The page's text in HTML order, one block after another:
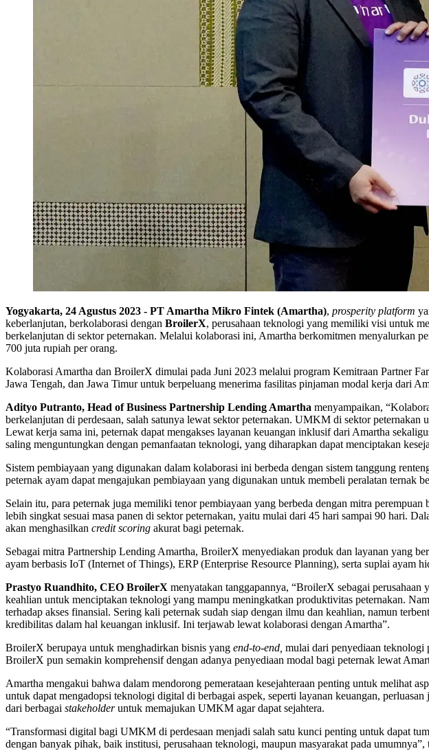
Yogyakarta, 24 Agustus 2023 - PT Amartha Mikro Fintek (Amartha), prosperity platform
keberlanjutan, berkolaborasi dengan BroilerX, perusahaan teknologi yang memiliki visi untuk
berkelanjutan di sektor peternakan. Melalui kolaborasi ini, Amartha berkomitmen menyalurkan
700 juta rupiah per orang.
Kolaborasi Amartha dan BroilerX dimulai pada Juni 2023 melalui program Kemitraan Partner
Jawa Tengah, dan Jawa Timur untuk berpeluang menerima fasilitas pinjaman modal kerja dari
Adityo Putranto, Head of Business Partnership Lending Amartha menyampaikan,
berkelanjutan di perdesaan, salah satunya lewat sektor peternakan. UMKM di sektor
Lewat kerja sama ini, peternak dapat mengakses layanan keuangan inklusif dari Amartha
saling menguntungkan dengan pemanfaatan teknologi, yang diharapkan dapat menciptakan
Sistem pembiayaan yang digunakan dalam kolaborasi ini berbeda dengan sistem tanggung
peternak ayam dapat mengajukan pembiayaan yang digunakan untuk membeli peralatan
Selain itu, para peternak juga memiliki tenor pembiayaan yang berbeda dengan mitra
lebih singkat sesuai masa panen di sektor peternakan, yaitu mulai dari 45 hari sampai 90 hari.
akan menghasilkan credit scoring akurat bagi peternak.
Sebagai mitra Partnership Lending Amartha, BroilerX menyediakan produk dan layanan yang
ayam berbasis IoT (Internet of Things), ERP (Enterprise Resource Planning), serta suplai ayam
Prastyo Ruandhito, CEO BroilerX menyatakan tanggapannya, “BroilerX sebagai
keahlian untuk menciptakan teknologi yang mampu meningkatkan produktivitas peternakan.
terhadap akses finansial. Sering kali peternak sudah siap dengan ilmu dan keahlian, namun
kredibilitas dalam hal keuangan inklusif. Ini terjawab lewat kolaborasi dengan Amartha”.
BroilerX berupaya untuk menghadirkan bisnis yang end-to-end, mulai dari penyediaan teknologi
BroilerX pun semakin komprehensif dengan adanya penyediaan modal bagi peternak lewat
Amartha mengakui bahwa dalam mendorong pemerataan kesejahteraan penting untuk melihat
untuk dapat mengadopsi teknologi digital di berbagai aspek, seperti layanan keuangan,
dari berbagai stakeholderuntuk memajukan UMKM agar dapat sejahtera.
“Transformasi digital bagi UMKM di perdesaan menjadi salah satu kunci penting untuk dapat
dengan banyak pihak, baik institusi, perusahaan teknologi, maupun masyarakat pada